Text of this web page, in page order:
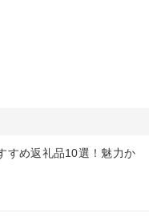
すめ返礼品10選！魅力か